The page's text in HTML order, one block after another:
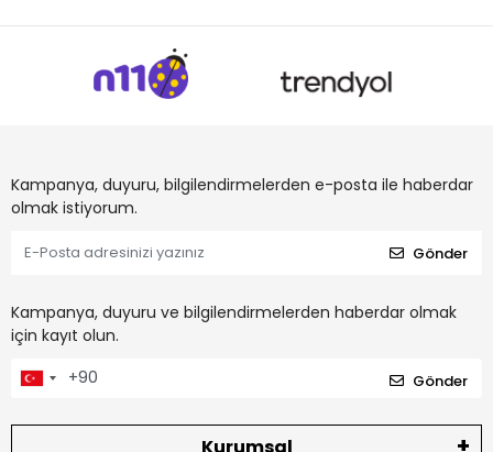
Kampanya, duyuru, bilgilendirmelerden e-posta ile haberdar
olmak istiyorum.
Gönder
Kampanya, duyuru ve bilgilendirmelerden haberdar olmak
için kayıt olun.
Gönder
Kurumsal